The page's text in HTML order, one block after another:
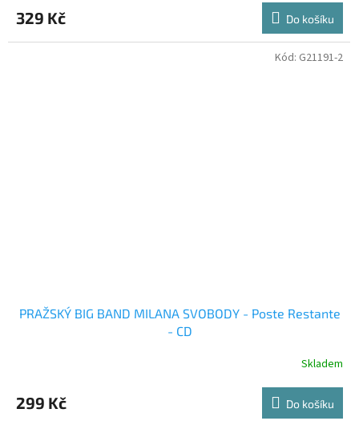
329 Kč Do košíku
PRAŽSKÝ BIG BAND MILANA SVOBODY - Poste Restante
- CD
Skladem
299 Kč Do košíku
Kód: G21191-2